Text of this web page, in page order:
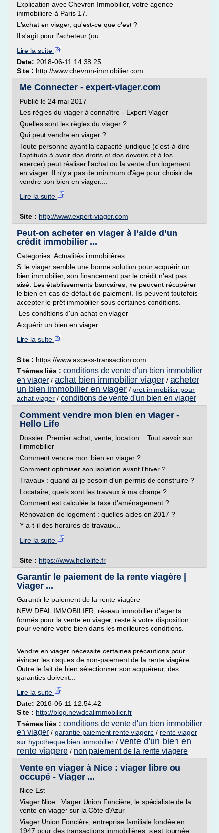
Explication avec Chevron Immobilier, votre agence
immobilière à Paris 17.
L'achat en viager, qu'est-ce que c'est ?
Il s'agit pour l'acheteur (ou...
Lire la suite
Date: 2018-06-11 14:38:25
Site : http://www.chevron-immobilier.com
Me Connecter - expert-viager.com
Publié le 24 mai 2017
Les règles du viager à connaître - Expert Viager
Quelles sont les règles du viager ?
Qui peut vendre en viager ?
Toute personne ayant la capacité juridique (c'est-à-dire
l'aptitude à avoir des droits et des devoirs et à les
exercer) peut réaliser l'achat ou la vente d'un logement
en viager. Il n'y a pas de minimum d'âge pour choisir de
vendre son bien en viager....
Lire la suite
Site : http://www.expert-viager.com
Peut-on acheter en viager à l’aide d’un
crédit immobilier ...
Categories: Actualités immobilières
Si le viager semble une bonne solution pour acquérir un
bien immobilier, son financement par le crédit n'est pas
aisé. Les établissements bancaires, ne peuvent récupérer
le bien en cas de défaut de paiement. Ils peuvent toutefois
accepter le prêt immobilier sous certaines conditions.
Les conditions d'un achat en viager
Acquérir un bien en viager...
Lire la suite
Site : https://www.axcess-transaction.com
Thèmes liés : conditions de vente d'un bien immobilier
en viager / achat bien immobilier viager / acheter
un bien immobilier en viager / pret immobilier pour
achat viager / conditions de vente d'un bien en viager
Comment vendre mon bien en viager -
Hello Life
Dossier: Premier achat, vente, location... Tout savoir sur
l'immobilier
Comment vendre mon bien en viager ?
Comment optimiser son isolation avant l'hiver ?
Travaux : quand ai-je besoin d'un permis de construire ?
Locataire, quels sont les travaux à ma charge ?
Comment est calculée la taxe d'aménagement ?
Rénovation de logement : quelles aides en 2017 ?
Y a-t-il des horaires de travaux...
Lire la suite
Site : https://www.hellolife.fr
Garantir le paiement de la rente viagère |
Viager ...
Garantir le paiement de la rente viagère
NEW DEAL IMMOBILIER, réseau immobilier d'agents
formés pour la vente en viager, reste à votre disposition
pour vendre votre bien dans les meilleures conditions.
Vendre en viager nécessite certaines précautions pour
évincer les risques de non-paiement de la rente viagère.
Outre le fait de bien sélectionner son acquéreur, des
garanties doivent...
Lire la suite
Date: 2018-06-11 12:54:42
Site : http://blog.newdealimmobilier.fr
Thèmes liés : conditions de vente d'un bien immobilier
en viager / garantie paiement rente viagere / rente viager
sur hypotheque bien immobilier / vente d'un bien en
rente viagere / non paiement de la rente viagere
Vente en viager à Nice : viager libre ou
occupé - Viager ...
Nice Est
Viager Nice : Viager Union Foncière, le spécialiste de la
vente en viager sur la Côte d'Azur
Viager Union Foncière, entreprise familiale fondée en
1947 pour des transactions immobilières, s'est tournée